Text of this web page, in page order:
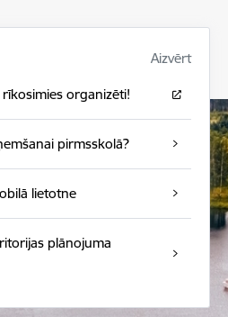
Aizvērt
organizēti!
pirmsskolā?
lietotne
plānojuma